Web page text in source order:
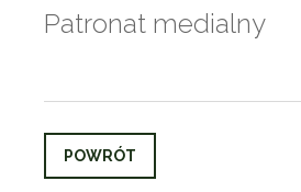
Patronat medialny
POWRÓT